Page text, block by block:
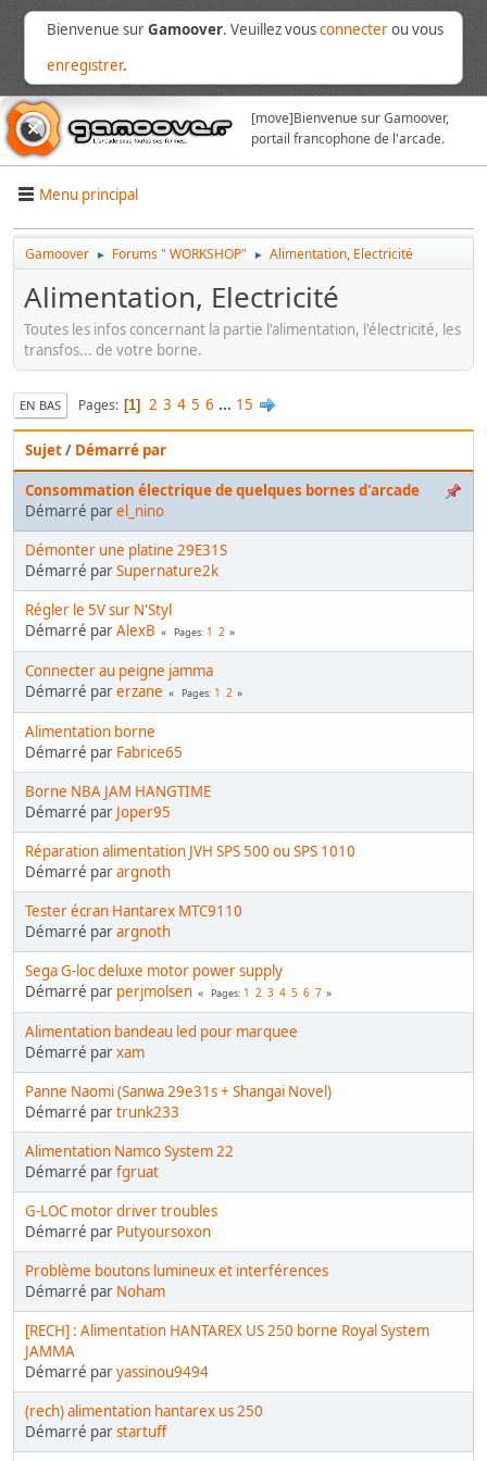
Bienvenue surGamoover. Veuillez vousconnecterou vous
enregistrer.
[move]Bienvenue sur Gamoover,
portail francophone de l'arcade.
Menu principal
Gamoover ► Forums " WORKSHOP" ► Alimentation, Electricité
Alimentation, Electricité
Toutes les infos concernant la partie l'alimentation, l'électricité, les
transfos... de votre borne.
EN BAS Pages 1 2 3 4 5 6 ... 15
Sujet/ Démarré par
Consommation électrique de quelques bornes d'arcade
Démarré parel_nino
Démonter une platine 29E31S
Démarré parSupernature2k
Régler le 5V sur N'Styl
Démarré parAlexB Pages 1 2
Connecter au peigne jamma
Démarré parerzane Pages 1 2
Alimentation borne
Démarré par Fabrice65
Borne NBA JAM HANGTIME
Démarré par Joper95
Réparation alimentation JVH SPS 500 ou SPS 1010
Démarré parargnoth
Tester écran Hantarex MTC9110
Démarré parargnoth
Sega G-loc deluxe motor power supply
Démarré par perjmolsen Pages 1 2 3 4 5 6 7
Alimentation bandeau led pour marquee
Démarré parxam
Panne Naomi (Sanwa 29e31s + Shangai Novel)
Démarré partrunk233
Alimentation Namco System 22
Démarré parfgruat
G-LOC motor driver troubles
Démarré par Putyoursoxon
Problème boutons lumineux et interférences
Démarré par Noham
[RECH] : Alimentation HANTAREX US 250 borne Royal System
JAMMA
Démarré paryassinou9494
(rech) alimentation hantarex us 250
Démarré parstartuff